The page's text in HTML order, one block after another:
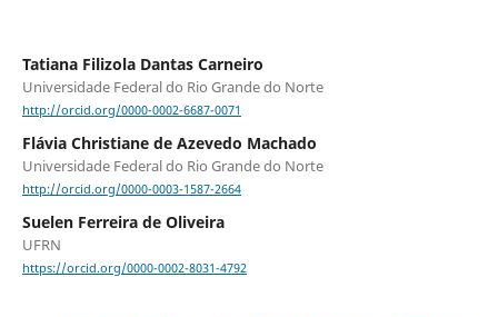
Tatiana Filizola Dantas Carneiro
Universidade Federal do Rio Grande do Norte
http://orcid.org/0000-0002-6687-0071
Flávia Christiane de Azevedo Machado
Universidade Federal do Rio Grande do Norte
http://orcid.org/0000-0003-1587-2664
Suelen Ferreira de Oliveira
UFRN
https://orcid.org/0000-0002-8031-4792